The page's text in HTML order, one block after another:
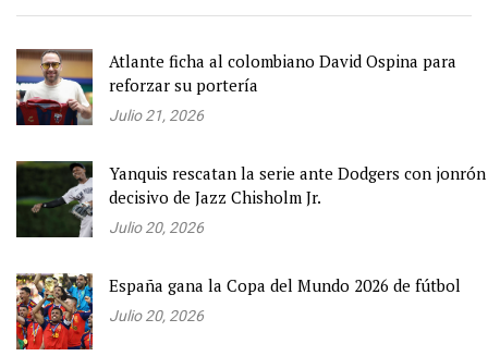
Atlante ficha al colombiano David Ospina para
reforzar su portería
Julio 21, 2026
Yanquis rescatan la serie ante Dodgers con jonrón
decisivo de Jazz Chisholm Jr.
Julio 20, 2026
España gana la Copa del Mundo 2026 de fútbol
Julio 20, 2026